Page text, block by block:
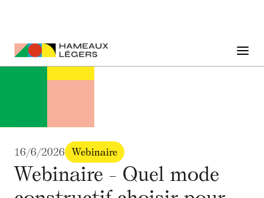
16/6/2026 Webinaire
Webinaire - Quel mode